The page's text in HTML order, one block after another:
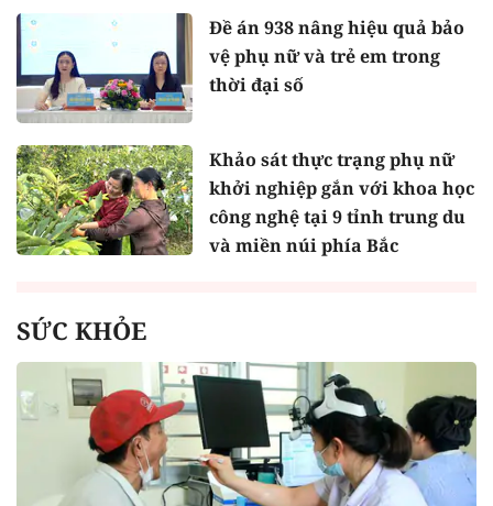
Đề án 938 nâng hiệu quả bảo
vệ phụ nữ và trẻ em trong
thời đại số
Khảo sát thực trạng phụ nữ
khởi nghiệp gắn với khoa học
công nghệ tại 9 tỉnh trung du
và miền núi phía Bắc
SỨC KHỎE